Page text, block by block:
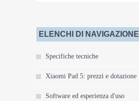
ELENCHI DI NAVIGAZIONE
Specifiche tecniche
Xiaomi Pad 5: prezzi e dotazione
Software ed esperienza d'uso